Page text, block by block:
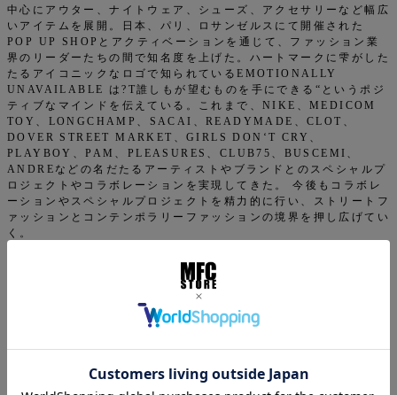
中心にアウター、ナイトウェア、シューズ、アクセサリーなど幅広
いアイテムを展開。日本、パリ、ロサンゼルスにて開催された
POP UP SHOPとアクティベーションを通じて、ファッション業
界のリーダーたちの間で知名度を上げた。ハートマークに雫がした
たるアイコニックなロゴで知られているEMOTIONALLY
UNAVAILABLE は?T誰しもが望むものを手にできる“というポジ
ティブなマインドを伝えている。これまで、NIKE、MEDICOM
TOY、LONGCHAMP、SACAI、READYMADE、CLOT、
DOVER STREET MARKET、GIRLS DON‘T CRY、
PLAYBOY、PAM、PLEASURES、CLUB75、BUSCEMI、
ANDREなどの名だたるアーティストやブランドとのスペシャルプ
ロジェクトやコラボレーションを実現してきた。 今後もコラボレ
ーションやスペシャルプロジェクトを精力的に行い、ストリートフ
ァッションとコンテンポラリーファッションの境界を押し広げてい
く。
商品についてのお問い合わせ
ご注文について